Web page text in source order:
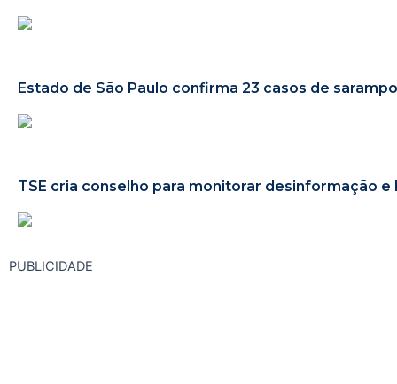
Estado de São Paulo confirma 23 casos de
TSE cria conselho para monitorar desinformação e
PUBLICIDADE